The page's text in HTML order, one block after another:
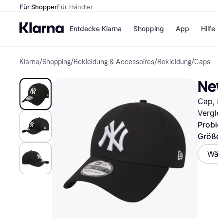
Für ShopperFür Händler
Entdecke Klarna
Zahlungsmethoden
Teilzahlungen
Bezahle in bis zu 30
Shopping
Shops
eBay
Temu
SHEIN
Alle Shops
App Hilfe
Klarna/Shopping/Bekleidung & Accessoires/Bekleidung/Caps
Cap,